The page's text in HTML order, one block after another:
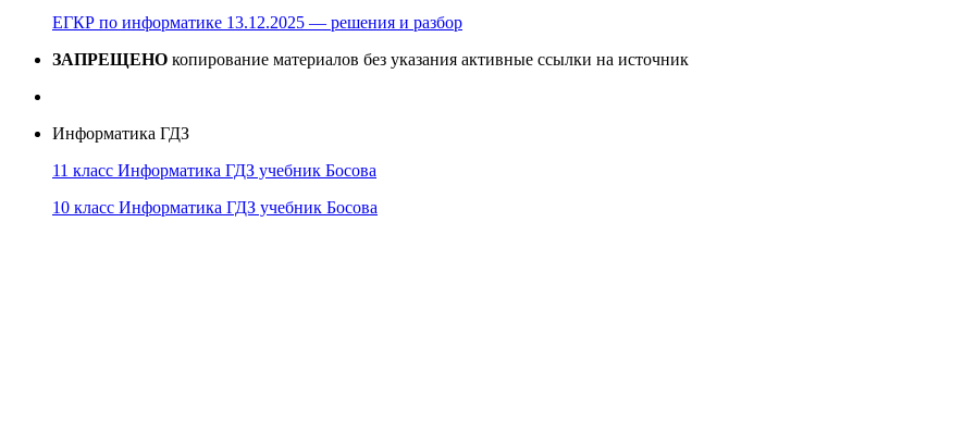
ЕГКР по информатике 13.12.2025 — решения и разбор
ЗАПРЕЩЕНО копирование материалов без указания активные ссылки на источник
Информатика ГДЗ
11 класс Информатика ГДЗ учебник Босова
10 класс Информатика ГДЗ учебник Босова